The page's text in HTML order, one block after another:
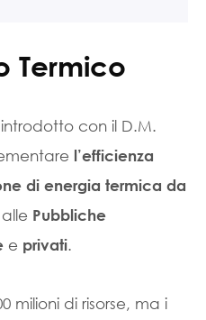
Termico
con il D.M.
l’efficienza
di energia termica da
Pubbliche
e privati.
milioni di risorse, ma i